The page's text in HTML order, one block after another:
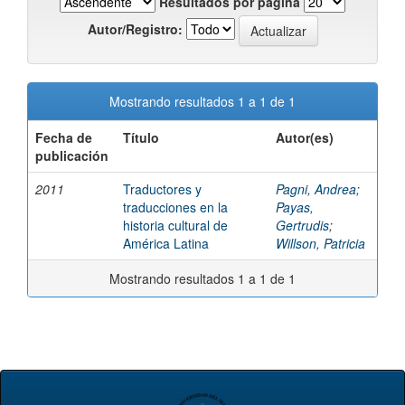
Autor/Registro:
Mostrando resultados 1 a 1 de 1
Fecha de
publicación
Título Autor(es)
2011
Traductores y
traducciones en la
historia cultural de
América Latina
Pagni, Andrea;
Payas,
Gertrudis;
Willson, Patricia
Mostrando resultados 1 a 1 de 1